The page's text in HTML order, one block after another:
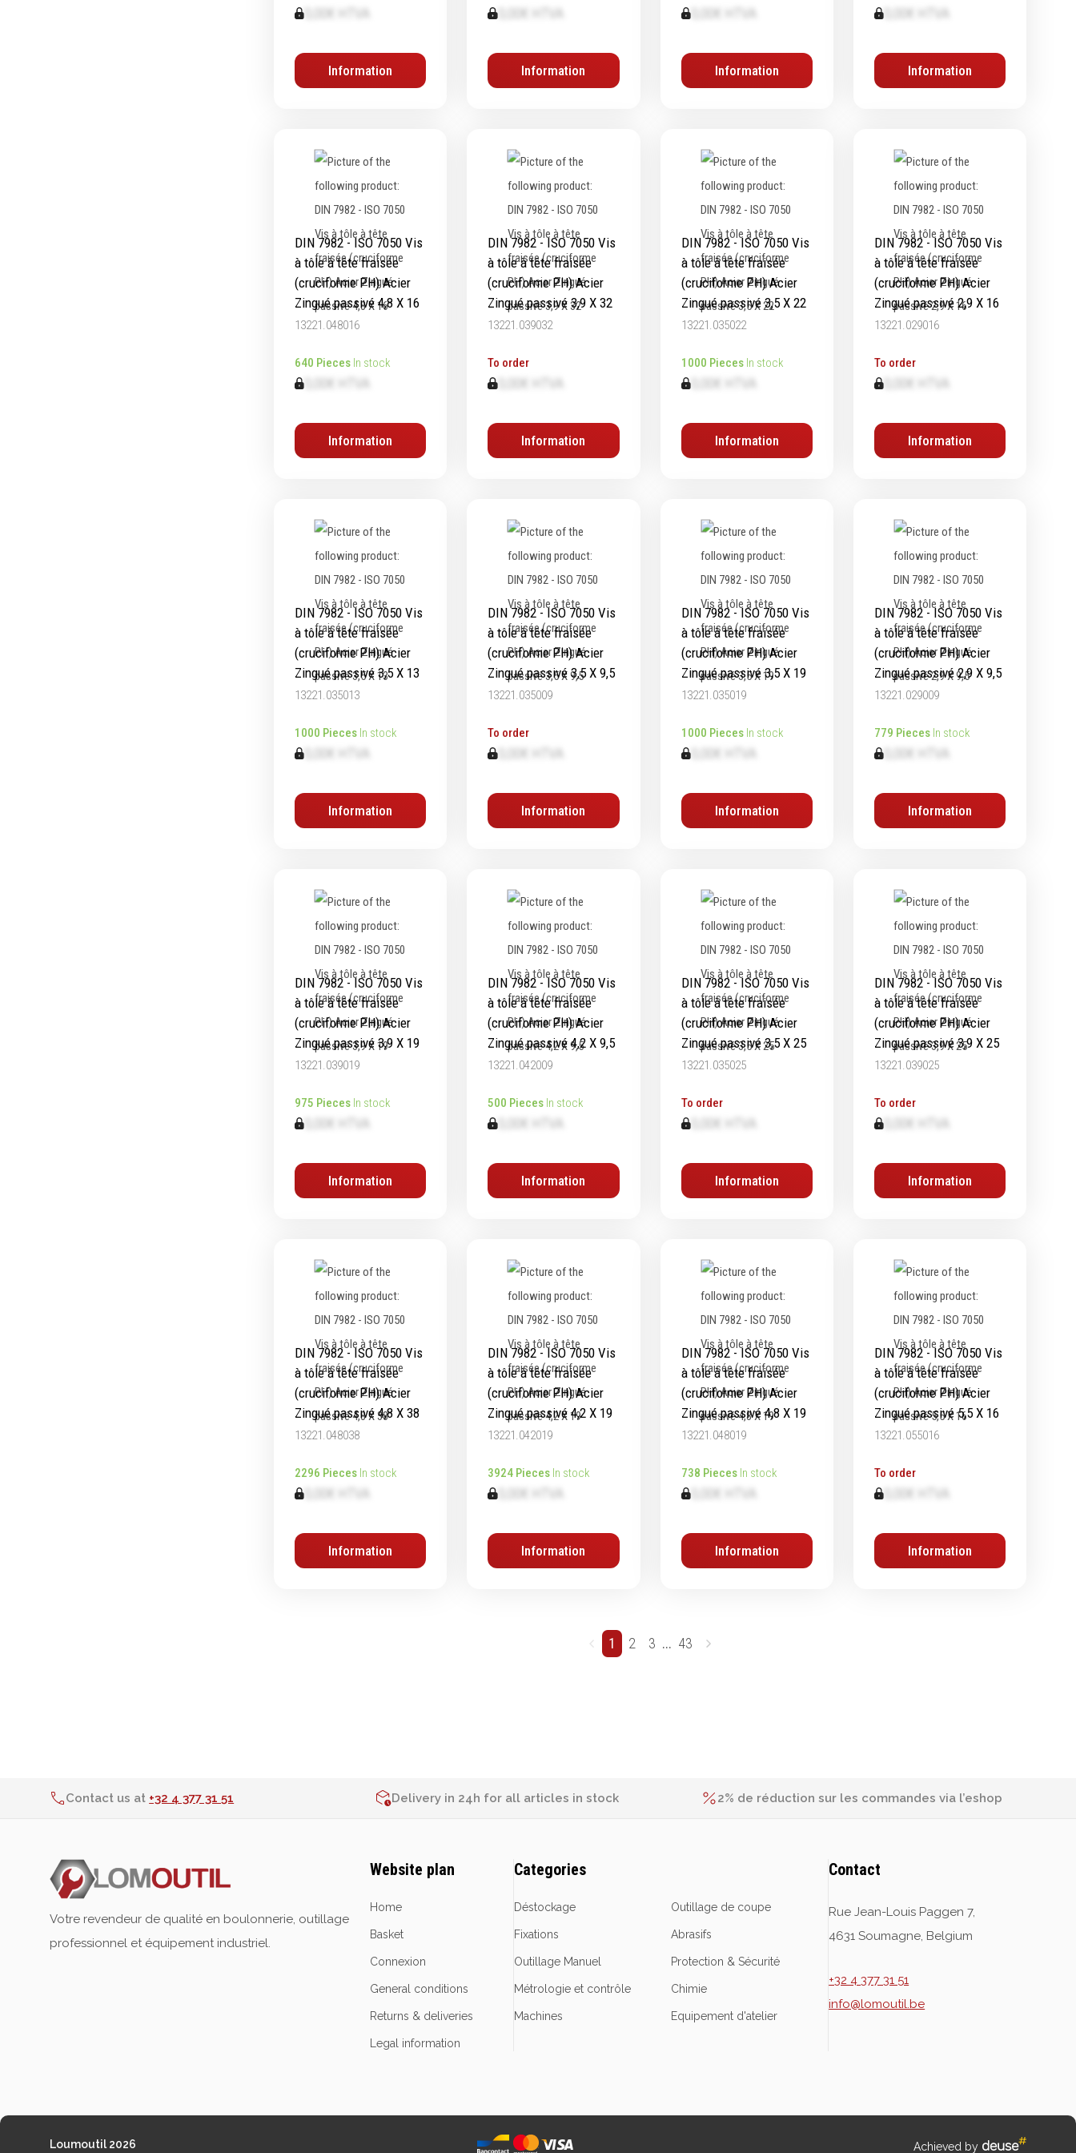
Outillage diamanté
Protection de la tête
Protection des yeux
Kits antichutes
Vêtements de travail
Marquage & Peintures
Information
0,00€ HTVA
Information
0,00€ HTVA
Information
0,00€ HTVA
Information
DIN 7982 - ISO 7050 Vis
à tôle à tête fraisée
(cruciforme PH) Acier
Zingué passivé 4,8 X 16
13221.048016
640 Pieces In stock
0,00€ HTVA
Information
DIN 7982 - ISO 7050 Vis
à tôle à tête fraisée
(cruciforme PH) Acier
Zingué passivé 3,9 X 32
13221.039032
To order
0,00€ HTVA
Information
DIN 7982 - ISO 7050 Vis
à tôle à tête fraisée
(cruciforme PH) Acier
Zingué passivé 3,5 X 22
13221.035022
1000 PiecesIn stock
0,00€ HTVA
Information
DIN 7982 - ISO 7050 Vis
à tôle à tête fraisée
(cruciforme PH) Acier
Zingué passivé 2,9 X 16
13221.029016
To order
0,00€ HTVA
Information
DIN 7982 - ISO 7050 Vis
à tôle à tête fraisée
(cruciforme PH) Acier
Zingué passivé 3,5 X 13
13221.035013
1000 Pieces In stock
0,00€ HTVA
Information
DIN 7982 - ISO 7050 Vis
à tôle à tête fraisée
(cruciforme PH) Acier
Zingué passivé 3,5 X 9,5
13221.035009
To order
0,00€ HTVA
Information
DIN 7982 - ISO 7050 Vis
à tôle à tête fraisée
(cruciforme PH) Acier
Zingué passivé 3,5 X 19
13221.035019
1000 PiecesIn stock
0,00€ HTVA
Information
DIN 7982 - ISO 7050 Vis
à tôle à tête fraisée
(cruciforme PH) Acier
Zingué passivé 2,9 X 9,5
13221.029009
779 PiecesIn stock
0,00€ HTVA
Information
DIN 7982 - ISO 7050 Vis
à tôle à tête fraisée
(cruciforme PH) Acier
Zingué passivé 3,9 X 19
13221.039019
975 Pieces In stock
0,00€ HTVA
Information
DIN 7982 - ISO 7050 Vis
à tôle à tête fraisée
(cruciforme PH) Acier
Zingué passivé 4,2 X 9,5
13221.042009
500 Pieces In stock
0,00€ HTVA
Information
DIN 7982 - ISO 7050 Vis
à tôle à tête fraisée
(cruciforme PH) Acier
Zingué passivé 3,5 X 25
13221.035025
To order
0,00€ HTVA
Information
DIN 7982 - ISO 7050 Vis
à tôle à tête fraisée
(cruciforme PH) Acier
Zingué passivé 3,9 X 25
13221.039025
To order
0,00€ HTVA
Information
DIN 7982 - ISO 7050 Vis
à tôle à tête fraisée
(cruciforme PH) Acier
Zingué passivé 4,8 X 38
13221.048038
2296 Pieces In stock
0,00€ HTVA
Information
DIN 7982 - ISO 7050 Vis
à tôle à tête fraisée
(cruciforme PH) Acier
Zingué passivé 4,2 X 19
13221.042019
3924 Pieces In stock
0,00€ HTVA
Information
DIN 7982 - ISO 7050 Vis
à tôle à tête fraisée
(cruciforme PH) Acier
Zingué passivé 4,8 X 19
13221.048019
738 PiecesIn stock
0,00€ HTVA
Information
DIN 7982 - ISO 7050 Vis
à tôle à tête fraisée
(cruciforme PH) Acier
Zingué passivé 5,5 X 16
13221.055016
To order
0,00€ HTVA
Information
1 2 3 ... 43
Contact us at +32 4 377 31 51 Delivery in 24h for all articles in stock 2% de réduction sur les commandes via l’eshop
Votre revendeur de qualité en boulonnerie, outillage
professionnel et équipement industriel.
Website plan
Home
Basket
Connexion
General conditions
Returns & deliveries
Legal information
Categories
Déstockage
Fixations
Outillage Manuel
Métrologie et contrôle
Machines
Outillage de coupe
Abrasifs
Protection & Sécurité
Chimie
Equipement d'atelier
Contact
Rue Jean-Louis Paggen 7,
4631 Soumagne, Belgium
+32 4 377 31 51
info@lomoutil.be
Loumoutil 2026 Achieved by